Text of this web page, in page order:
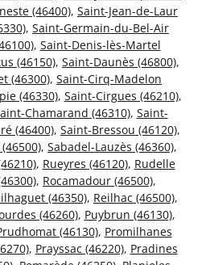
(46400), Saint-Jean-de-Laur
, Saint-Germain-du-Bel-Air
, Saint-Denis-lès-Martel
(46150), Saint-Daunès (46800),
(46300), Saint-Cirq-Madelon
(46330), Saint-Cirgues (46210),
Chamarand (46310), Saint-
(46400), Saint-Bressou (46120),
, Sabadel-Lauzès (46360),
, Rueyres (46120), Rudelle
, Rocamadour (46500),
(46350), Reilhac (46500),
(46260), Puybrun (46130),
(46130), Promilhanes
, Prayssac (46220), Pradines